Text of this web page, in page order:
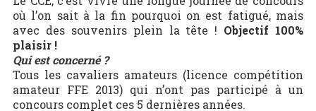
où l’on sait à la fin pourquoi on est fatigué, mais
avec des souvenirs plein la tête ! Objectif 100%
plaisir !
Qui est concerné ?
Tous les cavaliers amateurs (licence compétition
amateur FFE 2013) qui n’ont pas participé à un
concours complet ces 5 dernières années.